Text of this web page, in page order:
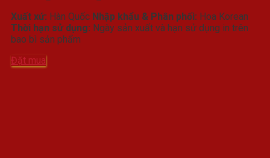
từ
120.000₫
Xuất xứ: Hàn Quốc Nhập khẩu & Phân phối: Hoa Korean
Thời hạn sử dụng: Ngày sản xuất và hạn sử dụng in trên
bao bì sản phẩm
Đặt mua
Sản